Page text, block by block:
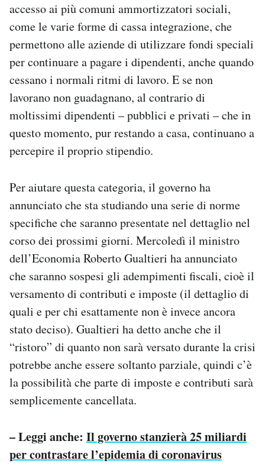
Area Personale
Newsletter
Hai bisogno di aiuto?
Esci
accesso ai più comuni ammortizzatori sociali,
come le varie forme di cassa integrazione, che
permettono alle aziende di utilizzare fondi speciali
per continuare a pagare i dipendenti, anche quando
cessano i normali ritmi di lavoro. E se non
lavorano non guadagnano, al contrario di
moltissimi dipendenti – pubblici e privati – che in
questo momento, pur restando a casa, continuano a
percepire il proprio stipendio.
Per aiutare questa categoria, il governo ha
annunciato che sta studiando una serie di norme
specifiche che saranno presentate nel dettaglio nel
corso dei prossimi giorni. Mercoledì il ministro
dell’Economia Roberto Gualtieri ha annunciato
che saranno sospesi gli adempimenti fiscali, cioè il
versamento di contributi e imposte (il dettaglio di
quali e per chi esattamente non è invece ancora
stato deciso). Gualtieri ha detto anche che il
“ristoro” di quanto non sarà versato durante la crisi
potrebbe anche essere soltanto parziale, quindi c’è
la possibilità che parte di imposte e contributi sarà
semplicemente cancellata.
– Leggi anche: Il governo stanzierà 25 miliardi
per contrastare l’epidemia di coronavirus